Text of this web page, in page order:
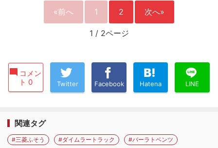
«前へ 1 2 次へ»
1 / 2ページ
コメン
ト 0
Twitter Facebook Hatena LINE
関連タグ
#三菱ふそう #ダイムラートラック #バーラトベンツ